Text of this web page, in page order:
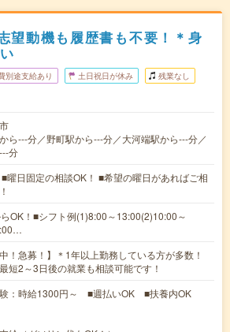
動機も履歴書も不要！＊身
別途支給あり 土日祝日が休み 残業なし
ら---分／野町駅から---分／大河端駅から---分／
分
曜日固定の相談OK！ ■希望の曜日があればご相
OK！■シフト例(1)8:00～13:00(2)10:00～
！急募！】＊1年以上勤務している方が多数！
短2～3日後の就業も相談可能です！
：時給1300円～ ■週払いOK ■扶養内OK